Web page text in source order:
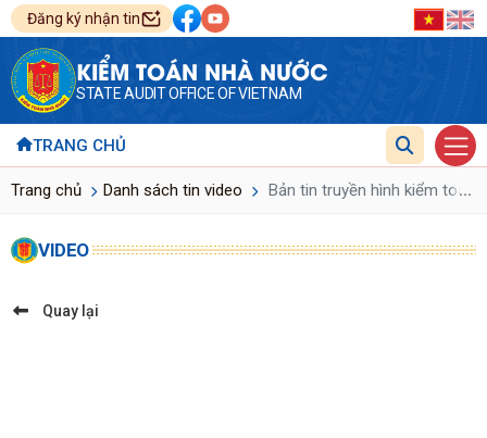
Đăng ký nhận tin
KIỂM TOÁN NHÀ NƯỚC
STATE AUDIT OFFICE OF VIETNAM
TRANG CHỦ
Trang chủ Danh sách tin video Bản tin truyền hình kiểm toán
...
VIDEO
Quay lại